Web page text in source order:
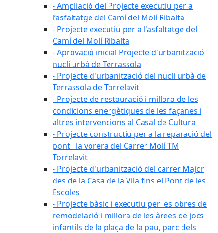
- Ampliació del Projecte executiu per a
l’asfaltatge del Camí del Molí Ribalta
- Projecte executiu per a l'asfaltatge del
Camí del Molí Ribalta
- Aprovació inicial Projecte d'urbanització
nucli urbà de Terrassola
- Projecte d'urbanització del nucli urbà de
Terrassola de Torrelavit
- Projecte de restauració i millora de les
condicions energètiques de les façanes i
altres intervencions al Casal de Cultura
- Projecte constructiu per a la reparació del
pont i la vorera del Carrer Molí TM
Torrelavit
- Projecte d'urbanització del carrer Major
des de la Casa de la Vila fins el Pont de les
Escoles
- Projecte bàsic i executiu per les obres de
remodelació i millora de les àrees de jocs
infantils de la plaça de la pau, parc dels